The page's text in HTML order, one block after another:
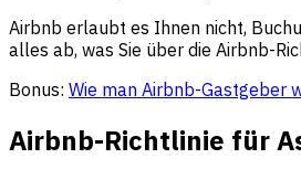
Airbnb erlaubt es Ihnen nicht,
alles ab, was Sie über die Airbnb-
Bonus: Wie man Airbnb-Gastgeber
Airbnb-Richtlinie für